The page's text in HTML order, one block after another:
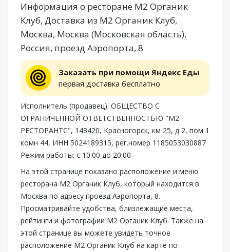
Информация о ресторане М2 Органик
Клуб, Доставка из М2 Органик Клуб,
Москва, Москва (Московская область),
Россия, проезд Аэропорта, 8
Заказать при помощи Яндекс Еды
первая доставка бесплатно
Исполнитель (продавец): ОБЩЕСТВО С
ОГРАНИЧЕННОЙ ОТВЕТСТВЕННОСТЬЮ "М2
РЕСТОРАНТС", 143420, Красногорск, км 25, д 2, пом 1
комн 44, ИНН 5024189315, рег.номер 1185053030887
Режим работы: с 10:00 до 20:00
На этой странице показано расположение и меню
ресторана М2 Органик Клуб, который находится в
Москва по адресу проезд Аэропорта, 8.
Просматривайте удобства, близлежащие места,
рейтинги и фотографии М2 Органик Клуб. Также на
этой странице вы можете увидеть точное
расположение М2 Органик Клуб на карте по